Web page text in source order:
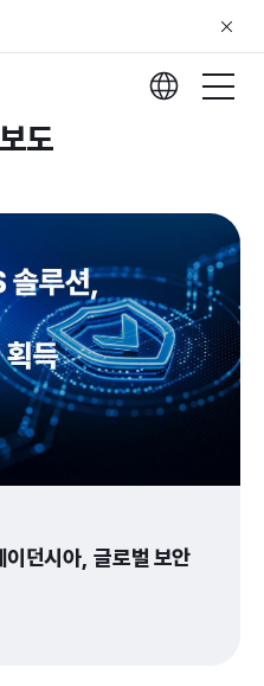
도
던시아,  글로벌 보안